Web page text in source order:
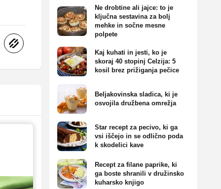
Ne drobtine ali jajce: to je
ključna sestavina za bolj
mehke in sočne mesne
polpete
Kaj kuhati in jesti, ko je
skoraj 40 stopinj Celzija: 5
kosil brez prižiganja pečice
Beljakovinska sladica, ki je
osvojila družbena omrežja
Star recept za pecivo, ki ga
vsi iščejo in se odlično poda
k skodelici kave
Recept za filane paprike, ki
ga boste shranili v družinsko
kuharsko knjigo